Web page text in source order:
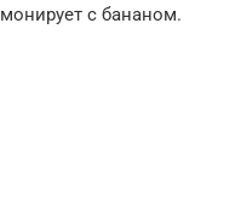
с бананом.